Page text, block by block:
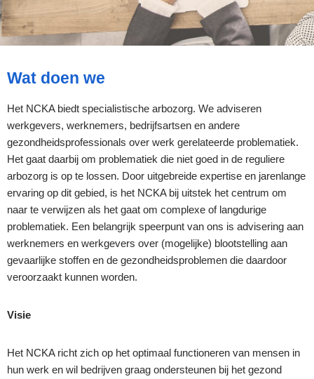
Wat doen we
Het NCKA biedt specialistische arbozorg. We adviseren
werkgevers, werknemers, bedrijfsartsen en andere
gezondheidsprofessionals over werk gerelateerde problematiek.
Het gaat daarbij om problematiek die niet goed in de reguliere
arbozorg is op te lossen. Door uitgebreide expertise en jarenlange
ervaring op dit gebied, is het NCKA bij uitstek het centrum om
naar te verwijzen als het gaat om complexe of langdurige
problematiek. Een belangrijk speerpunt van ons is advisering aan
werknemers en werkgevers over (mogelijke) blootstelling aan
gevaarlijke stoffen en de gezondheidsproblemen die daardoor
veroorzaakt kunnen worden.
Visie
Het NCKA richt zich op het optimaal functioneren van mensen in
hun werk en wil bedrijven graag ondersteunen bij het gezond